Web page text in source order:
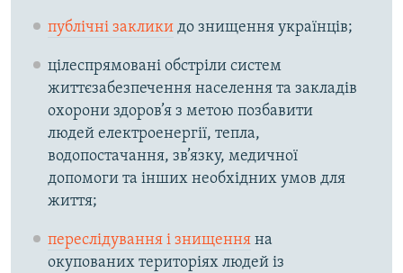
публічні закликидо знищення українців;
цілеспрямовані обстріли систем
життєзабезпечення населення та закладів
охорони здоров’я з метою позбавити
людей електроенергії, тепла,
водопостачання, зв’язку, медичної
допомоги та інших необхідних умов для
життя;
переслідування і знищенняна
окупованих територіях людей із